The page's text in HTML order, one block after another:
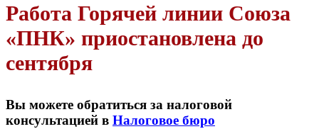
Работа Горячей линии Союза
«ПНК» приостановлена до
сентября
Вы можете обратиться за налоговой
консультацией в Налоговое бюро